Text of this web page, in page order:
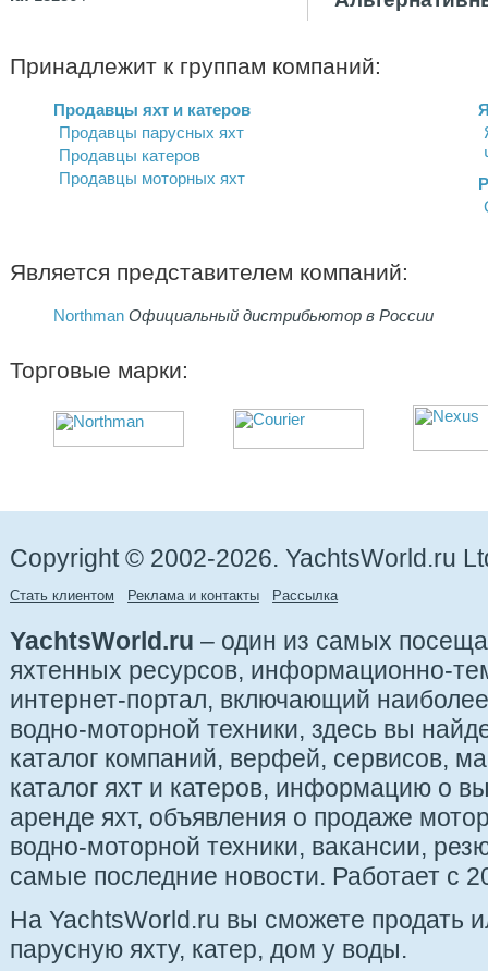
Принадлежит к группам компаний:
Продавцы яхт и катеров
Продавцы парусных яхт
Продавцы катеров
Продавцы моторных яхт
Является представителем компаний:
Northman Официальный дистрибьютор в России
Торговые марки:
Copyright © 2002-2026. YachtsWorld.ru
Стать клиентом Реклама и контакты Рассылка
YachtsWorld.ru – один из самых
яхтенных ресурсов, информационно-
интернет-портал, включающий
водно-моторной техники, здесь вы
каталог компаний, верфей, сервисов,
каталог яхт и катеров, информацию о
аренде яхт, объявления о продаже
водно-моторной техники, вакансии,
самые последние новости. Работает с
На YachtsWorld.ru вы сможете продать
парусную яхту, катер, дом у воды.